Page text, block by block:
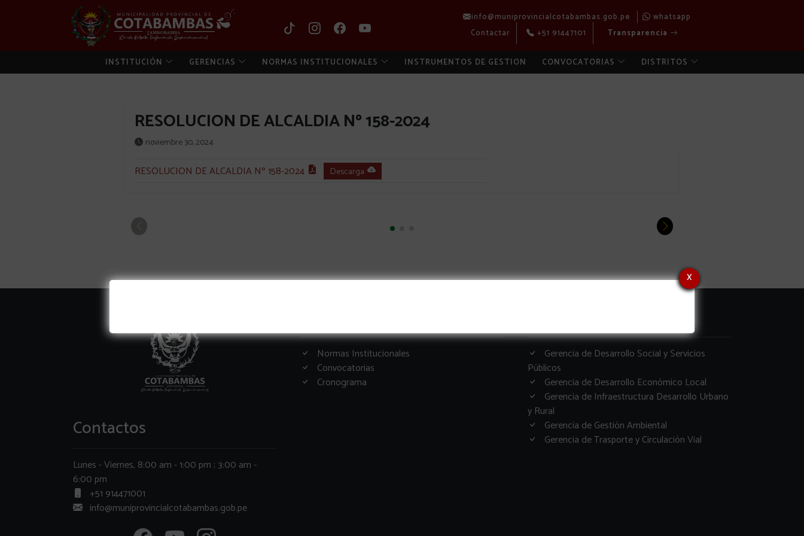
info@muniprovincialcotabambas.gob.pe
whatsapp
Contactar
+51 91447101 Transparencia
INSTITUCIÓN GERENCIAS NORMAS INSTITUCIONALES INSTRUMENTOS DE GESTION CONVOCATORIAS DISTRITOS
RESOLUCION DE ALCALDIA Nº 158-2024
noviembre 30, 2024
RESOLUCION DE ALCALDIA Nº 158-2024 Descarga
x
Contactos
Lunes - Viernes, 8:00 am - 1:00 pm ; 3:00 am -
6:00 pm
+51 914471001
info@muniprovincialcotabambas.gob.pe
Normas Institucionales
Convocatorias
Cronograma
Gerencia de Desarrollo Social y Servicios
Públicos
Gerencia de Desarrollo Económico Local
Gerencia de Infraestructura Desarrollo Urbano
y Rural
Gerencia de Gestión Ambiental
Gerencia de Trasporte y Circulación Vial